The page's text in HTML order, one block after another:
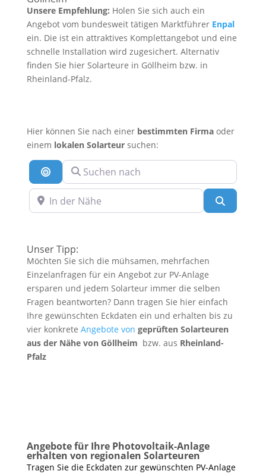
Unsere Empfehlung: Holen Sie sich auch ein
Angebot vom bundesweit tätigen Marktführer Enpal
ein. Die ist ein attraktives Komplettangebot und eine
schnelle Installation wird zugesichert. Alternativ
finden Sie hier Solarteure in Göllheim bzw. in
Rheinland-Pfalz.
Hier können Sie nach einer bestimmten Firmaoder
einem lokalen Solarteursuchen:
Suche nach Entfernung
Suchen nach
In der Nähe
Unser Tipp:
Möchten Sie sich die mühsamen, mehrfachen
Einzelanfragen für ein Angebot zur PV-Anlage
ersparen und jedem Solarteur immer die selben
Fragen beantworten? Dann tragen Sie hier einfach
Ihre gewünschten Eckdaten ein und erhalten bis zu
vier konkrete Angebote von geprüften Solarteuren
aus der Nähe von Göllheim bzw. aus Rheinland-
Pfalz
Angebote für Ihre Photovoltaik-Anlage
erhalten von regionalen Solarteuren
Tragen Sie die Eckdaten zur gewünschten PV-Anlage